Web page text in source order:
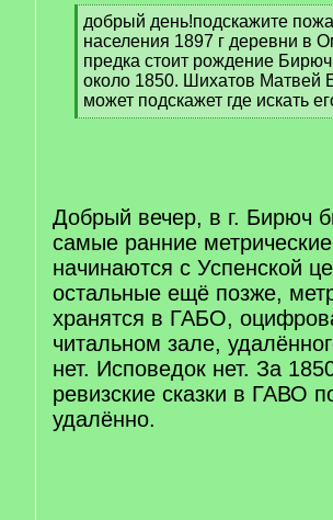
[
q
]
добрый день!подскажите
населения 1897 г деревни в
предка стоит рождение
около 1850. Шихатов Матвей
может подскажет где искать
[
Добрый вечер, в г. Бирюч
самые ранние
начинаются с Успенской
остальные ещё позже,
хранятся в ГАБО,
читальном зале,
нет. Исповедок нет. За
ревизские сказки в ГАВО
удалённо.